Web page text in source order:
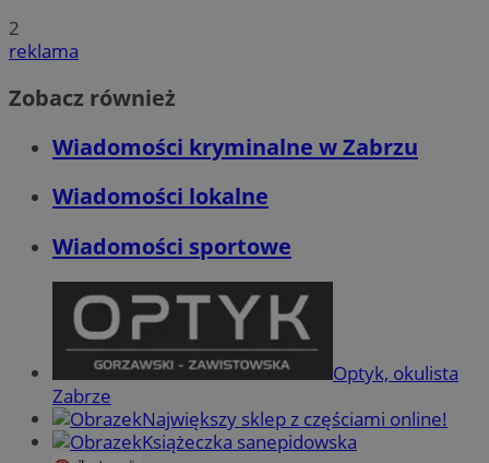
2
reklama
Zobacz również
Wiadomości kryminalne w Zabrzu
Wiadomości lokalne
Wiadomości sportowe
Optyk, okulista
Zabrze
Największy sklep z częściami online!
Książeczka sanepidowska